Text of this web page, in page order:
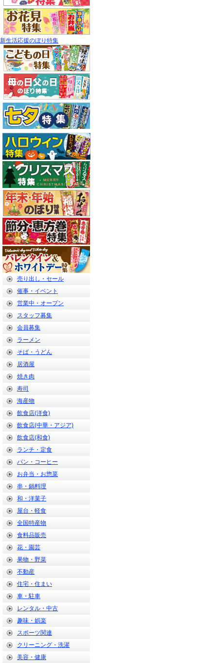
新生活応援のぼり特集
売り出し・セール
催事・イベント
営業中・オープン
スタッフ募集
会員募集
ラーメン
そば・うどん
居酒屋
焼き肉
寿司
海産物
飲食店(洋食)
飲食店(中華・アジア)
飲食店(和食)
ランチ・定食
パン・コーヒー
お弁当・お惣菜
串・鍋料理
和・洋菓子
屋台・軽食
全国特産物
食料品販売
花・園芸
果物・野菜
不動産
住宅・住まい
車・駐車
レンタル・中古
趣味・娯楽
スポーツ関連
クリーニング・洗濯
美容・健康